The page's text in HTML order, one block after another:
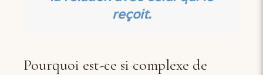
reçoit.
Pourquoi est-ce si complexe de